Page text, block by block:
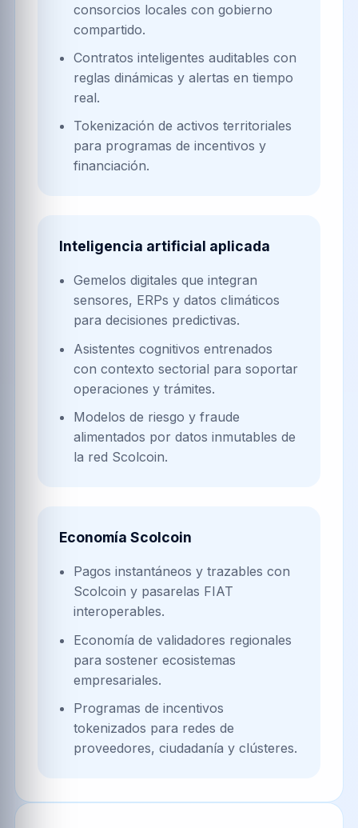
consorcios locales con gobierno
compartido.
Contratos inteligentes auditables con
reglas dinámicas y alertas en tiempo
real.
Tokenización de activos territoriales
para programas de incentivos y
financiación.
Inteligencia artificial aplicada
Gemelos digitales que integran
sensores, ERPs y datos climáticos
para decisiones predictivas.
Asistentes cognitivos entrenados
con contexto sectorial para soportar
operaciones y trámites.
Modelos de riesgo y fraude
alimentados por datos inmutables de
la red Scolcoin.
Economía Scolcoin
Pagos instantáneos y trazables con
Scolcoin y pasarelas FIAT
interoperables.
Economía de validadores regionales
para sostener ecosistemas
empresariales.
Programas de incentivos
tokenizados para redes de
proveedores, ciudadanía y clústeres.